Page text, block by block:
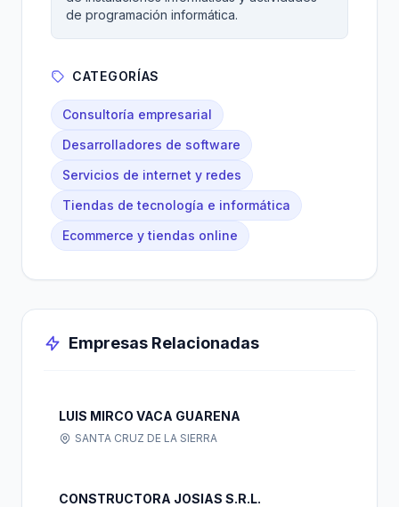
de programación informática.
CATEGORÍAS
Consultoría empresarial
Desarrolladores de software
Servicios de internet y redes
Tiendas de tecnología e informática
Ecommerce y tiendas online
Empresas Relacionadas
LUIS MIRCO VACA GUARENA
SANTA CRUZ DE LA SIERRA
CONSTRUCTORA JOSIAS S.R.L.